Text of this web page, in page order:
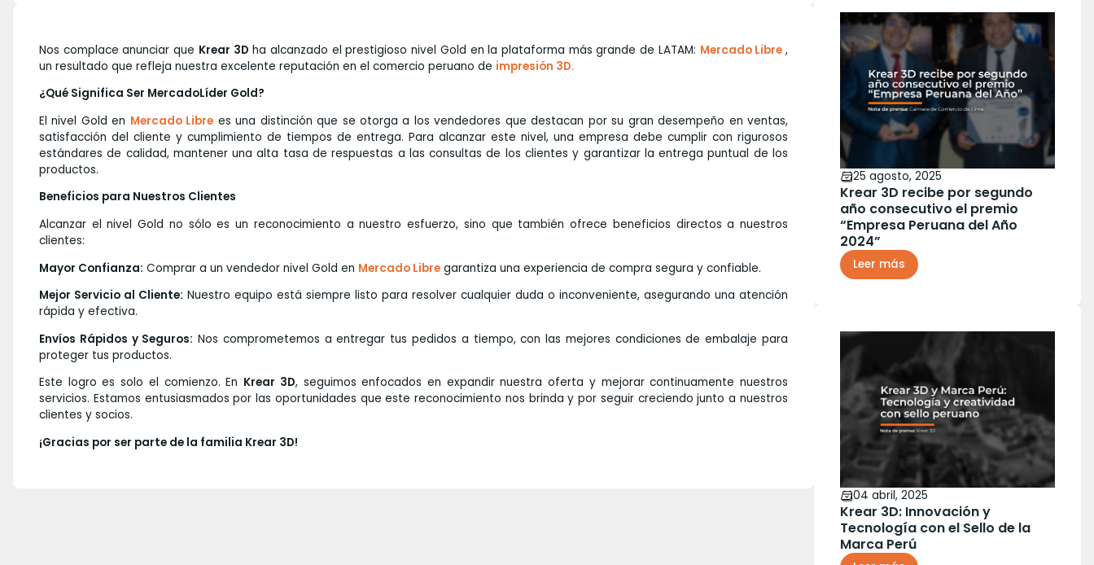
Nos complace anunciar que Krear 3D ha alcanzado el prestigioso nivel Gold en la plataforma más grande de LATAM: Mercado Libre ,
un resultado que refleja nuestra excelente reputación en el comercio peruano de impresión 3D.
¿Qué Significa Ser MercadoLíder Gold?
El nivel Gold en Mercado Libre es una distinción que se otorga a los vendedores que destacan por su gran desempeño en ventas,
satisfacción del cliente y cumplimiento de tiempos de entrega. Para alcanzar este nivel, una empresa debe cumplir con rigurosos
estándares de calidad, mantener una alta tasa de respuestas a las consultas de los clientes y garantizar la entrega puntual de los
productos.
Beneficios para Nuestros Clientes
Alcanzar el nivel Gold no sólo es un reconocimiento a nuestro esfuerzo, sino que también ofrece beneficios directos a nuestros
clientes:
Mayor Confianza: Comprar a un vendedor nivel Gold en Mercado Libre garantiza una experiencia de compra segura y confiable.
Mejor Servicio al Cliente: Nuestro equipo está siempre listo para resolver cualquier duda o inconveniente, asegurando una atención
rápida y efectiva.
Envíos Rápidos y Seguros: Nos comprometemos a entregar tus pedidos a tiempo, con las mejores condiciones de embalaje para
proteger tus productos.
Este logro es solo el comienzo. En Krear 3D, seguimos enfocados en expandir nuestra oferta y mejorar continuamente nuestros
servicios. Estamos entusiasmados por las oportunidades que este reconocimiento nos brinda y por seguir creciendo junto a nuestros
clientes y socios.
¡Gracias por ser parte de la familia Krear 3D!
25 agosto, 2025
Krear 3D recibe por segundo
año consecutivo el premio
“Empresa Peruana del Año
2024”
Leer más
04 abril, 2025
Krear 3D: Innovación y
Tecnología con el Sello de la
Marca Perú